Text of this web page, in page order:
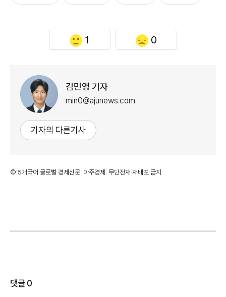
1 0
김민영 기자
min0@ajunews.com
기자의 다른기사
©'5개국어 글로벌 경제신문' 아주경제. 무단전재·재배포 금지
댓글0